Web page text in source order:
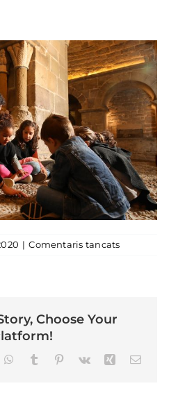
| Comentaris tancatsa Món Sant
Choose Your
WhatsApp
TumblrPinterest
Vk XingEmail